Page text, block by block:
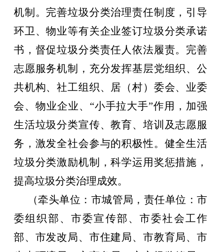
机制。完善垃圾分类治理责任制度，引导
环卫、物业等有关企业签订垃圾分类承诺
书，督促垃圾分类责任人依法履责。完善
志愿服务机制，充分发挥基层党组织、公
共机构、社工组织、居（村）委会、业委
会、物业企业、 “小手拉大手”作用，加强
生活垃圾分类宣传、教育、培训及志愿服
务，激发全社会参与的积极性。健全生活
垃圾分类激励机制，科学运用奖惩措施，
提高垃圾分类治理成效。
（牵头单位：市城管局，责任单位：市
委组织部、市委宣传部、市委社会工作
部、市发改局、市住建局、市教育局、市